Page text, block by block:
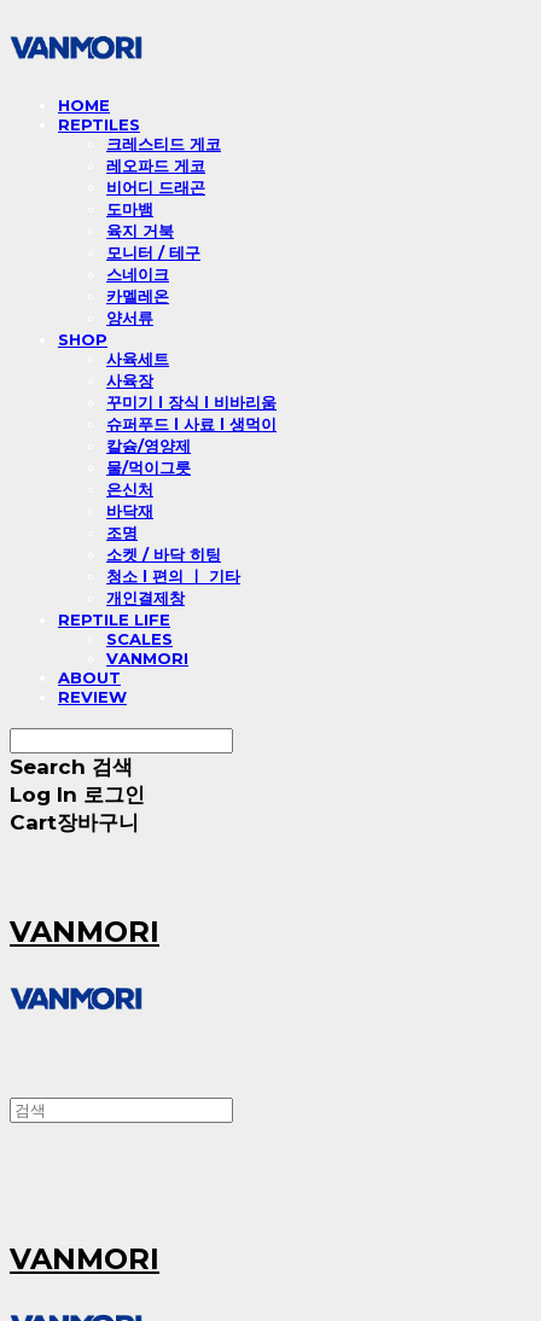
HOME
REPTILES
크레스티드 게코
레오파드 게코
비어디 드래곤
도마뱀
육지 거북
모니터 / 테구
스네이크
카멜레온
양서류
SHOP
사육세트
사육장
꾸미기 l 장식 l 비바리움
슈퍼푸드 l 사료 l 생먹이
칼슘/영양제
물/먹이그릇
은신처
바닥재
조명
소켓 / 바닥 히팅
청소 l 편의 ㅣ 기타
개인결제창
REPTILE LIFE
SCALES
VANMORI
ABOUT
REVIEW
Search 검색
Log In 로그인
Cart장바구니
VANMORI
VANMORI